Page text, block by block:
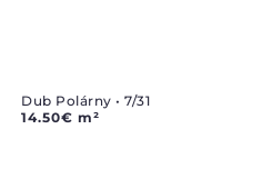
Dub Polárny • 7/31
14.50€ m²